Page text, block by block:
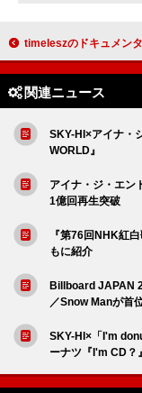
timeleszのドキュメンタリー『timelesz project -REAL-』
関連ニュース
SKY-HI×アイナ・
WORLD』
アイナ・ジ・エン
1億回再生突破
『第76回NHK紅
もに紹介
Billboard JAPAN
／Snow Manが首
SKY-HI×「I'm
ーナツ『I'm CD？